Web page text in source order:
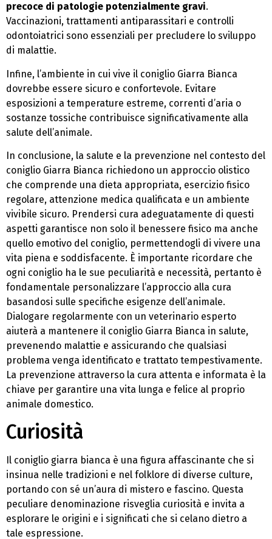
precoce di patologie potenzialmente gravi.
Vaccinazioni, trattamenti antiparassitari e controlli
odontoiatrici sono essenziali per precludere lo sviluppo
di malattie.
Infine, l’ambiente in cui vive il coniglio Giarra Bianca
dovrebbe essere sicuro e confortevole. Evitare
esposizioni a temperature estreme, correnti d’aria o
sostanze tossiche contribuisce significativamente alla
salute dell’animale.
In conclusione, la salute e la prevenzione nel contesto del
coniglio Giarra Bianca richiedono un approccio olistico
che comprende una dieta appropriata, esercizio fisico
regolare, attenzione medica qualificata e un ambiente
vivibile sicuro. Prendersi cura adeguatamente di questi
aspetti garantisce non solo il benessere fisico ma anche
quello emotivo del coniglio, permettendogli di vivere una
vita piena e soddisfacente. È importante ricordare che
ogni coniglio ha le sue peculiarità e necessità, pertanto è
fondamentale personalizzare l’approccio alla cura
basandosi sulle specifiche esigenze dell’animale.
Dialogare regolarmente con un veterinario esperto
aiuterà a mantenere il coniglio Giarra Bianca in salute,
prevenendo malattie e assicurando che qualsiasi
problema venga identificato e trattato tempestivamente.
La prevenzione attraverso la cura attenta e informata è la
chiave per garantire una vita lunga e felice al proprio
animale domestico.
Curiosità
Il coniglio giarra bianca è una figura affascinante che si
insinua nelle tradizioni e nel folklore di diverse culture,
portando con sé un’aura di mistero e fascino. Questa
peculiare denominazione risveglia curiosità e invita a
esplorare le origini e i significati che si celano dietro a
tale espressione.